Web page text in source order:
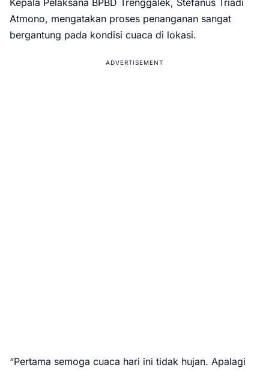
Kepala Pelaksana BPBD Trenggalek, Stefanus Triadi
Atmono, mengatakan proses penanganan sangat
bergantung pada kondisi cuaca di lokasi.
ADVERTISEMENT
“Pertama semoga cuaca hari ini tidak hujan. Apalagi